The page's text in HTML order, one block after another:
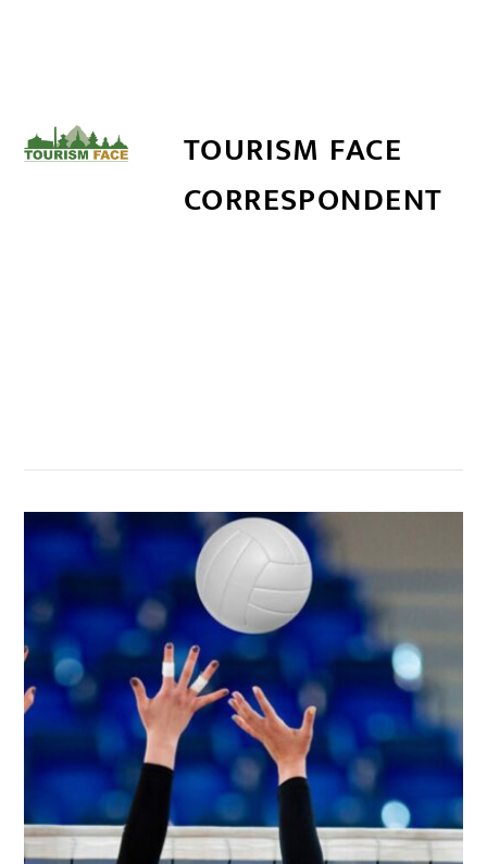
TOURISM FACE
CORRESPONDENT
,